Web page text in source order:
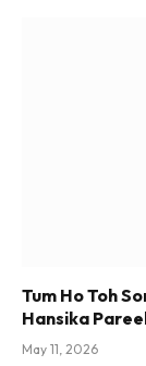
Tum Ho Toh
Hansika
May 11, 2026